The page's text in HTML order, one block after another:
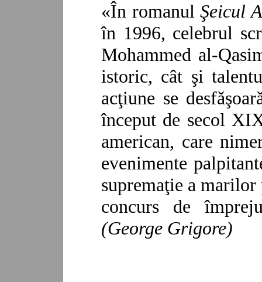
«În romanul Şeicul
în 1996, celebrul
Mohammed al-
istoric, cât şi
acţiune se
început de secol
american, care
evenimente
supremaţie a
concurs de
(George Grigore)